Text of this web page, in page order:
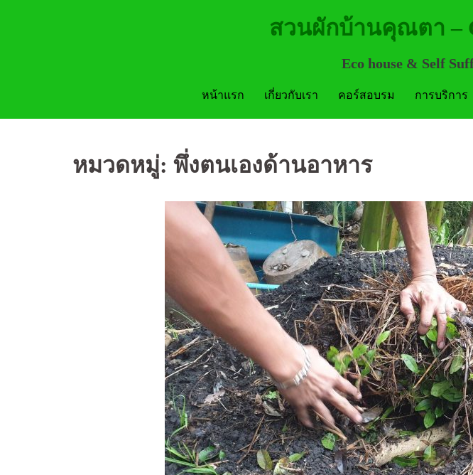
สวนผักบ้านคุณตา –
Eco house & Self
หน้าแรก เกี่ยวกับเรา คอร์สอบรม การบริการ
หมวดหมู่: พึ่งตนเองด้านอาหาร